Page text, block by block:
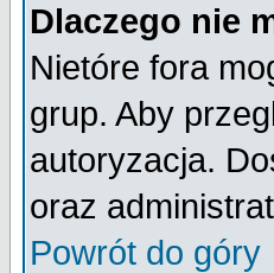
Dlaczego nie
Nietóre fora
grup. Aby
autoryzacja.
oraz
Powrót do góry